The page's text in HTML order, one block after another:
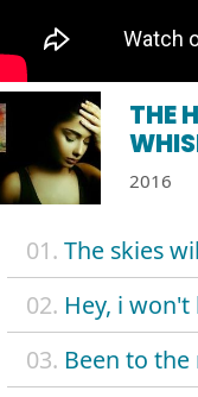
THE
2016
01. The skies
02. Hey, i
03. Been to the